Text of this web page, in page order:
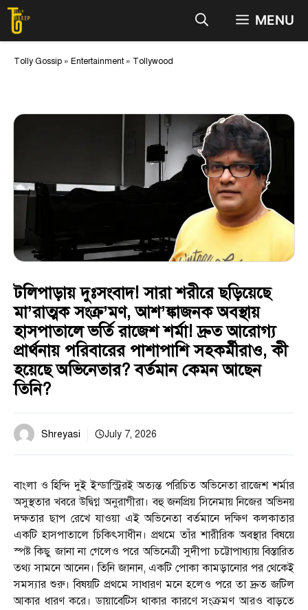
Skip
content
MENU
Tolly Gossip » Entertainment » Tollywood
টলিপাড়ায় দুঃসংবাদ! সারা শরীরে ছড়িয়েছে
মা’রাত্মক সংক্র’মণ, আশ’ঙ্কাজনক অবস্থায়
হাসপাতালে ভর্তি রাজেশ শর্মা! দ্রুত আরোগ্য
প্রার্থনায় পরিবারের পাশাপাশি সহকর্মীরাও, কী
হয়েছে অভিনেতার? বর্তমান কেমন আছেন
তিনি?
Shreyasi July 7, 2026
বাংলা ও হিন্দি দুই ইন্ডাস্ট্রিরই অত্যন্ত পরিচিত অভিনেতা রাজেশ শর্মার
অসুস্থতার খবরে উদ্বিগ্ন অনুরাগীরা। বহু জনপ্রিয় সিনেমায় নিজের অভিনয়
দক্ষতার ছাপ রেখে যাওয়া এই অভিনেতা বর্তমানে দক্ষিণ কলকাতার
একটি হাসপাতালে চিকিৎসাধীন। প্রথমে তাঁর শারীরিক অবস্থার বিষয়ে
স্পষ্ট কিছু জানা না গেলেও পরে অভিনেত্রী সুদীপা চট্টোপাধ্যায় বিস্তারিত
তথ্য সামনে আনেন। তিনি জানান, একটি পোকা কামড়ানোর পর থেকেই
সমস্যার শুরু। বিষয়টি প্রথমে সাধারণ মনে হলেও পরে তা দ্রুত জটিল
আকার ধারণ করে। ডায়াবেটিস থাকার কারণে সংক্রমণ আরও বাড়তে